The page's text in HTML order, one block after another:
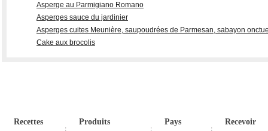
Asperge au Parmigiano Romano
Asperges sauce du jardinier
Asperges cuites Meunière, saupoudrées de Parmesan, sabayon
Cake aux brocolis
Recettes Produits Pays Recevoir